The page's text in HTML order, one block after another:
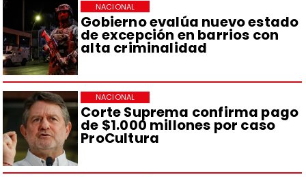
Gobierno evalúa nuevo estado
de excepción en barrios con
alta criminalidad
NACIONAL
Corte Suprema confirma pago
de $1.000 millones por caso
ProCultura
NACIONAL